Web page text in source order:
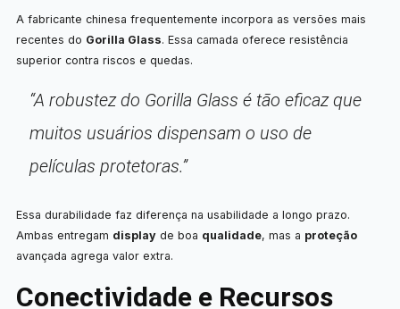
A fabricante chinesa frequentemente incorpora as versões mais
recentes do Gorilla Glass. Essa camada oferece resistência
superior contra riscos e quedas.
“A robustez do Gorilla Glass é tão eficaz que
muitos usuários dispensam o uso de
películas protetoras.”
Essa durabilidade faz diferença na usabilidade a longo prazo.
Ambas entregam displayde boa qualidade, mas a proteção
avançada agrega valor extra.
Conectividade e Recursos